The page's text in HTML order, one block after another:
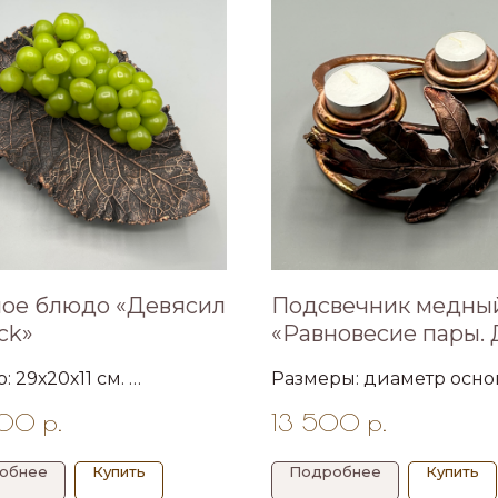
блюдо «Девясил
29х20х11 см.
листа девясила
можно
р.
Купить
Подсвечник
«Равновесие пары.
Размеры: диаметр
13 500 р.
Подробнее Купить